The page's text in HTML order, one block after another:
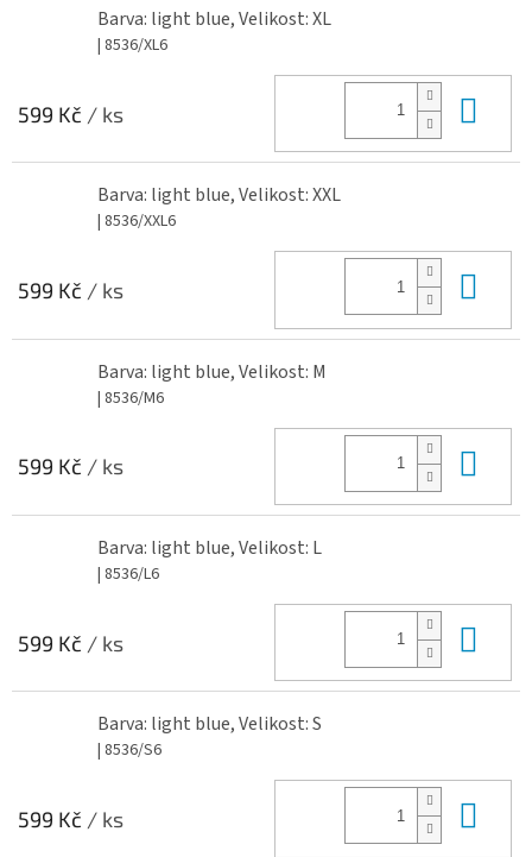
Barva: light blue, Velikost: XL
| 8536/XL6
599 Kč / ks
Barva: light blue, Velikost: XXL
| 8536/XXL6
599 Kč / ks
Barva: light blue, Velikost: M
| 8536/M6
599 Kč / ks
Barva: light blue, Velikost: L
| 8536/L6
599 Kč / ks
Barva: light blue, Velikost: S
| 8536/S6
599 Kč / ks